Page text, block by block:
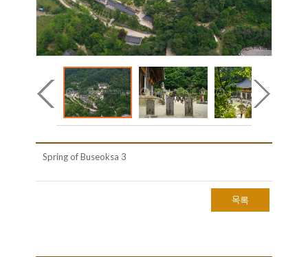
Spring of Buseoksa 3
목록